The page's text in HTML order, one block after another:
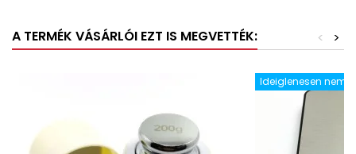
A TERMÉK VÁSÁRLÓI EZT IS MEGVETTÉK: >
<
Ideiglenesen nem